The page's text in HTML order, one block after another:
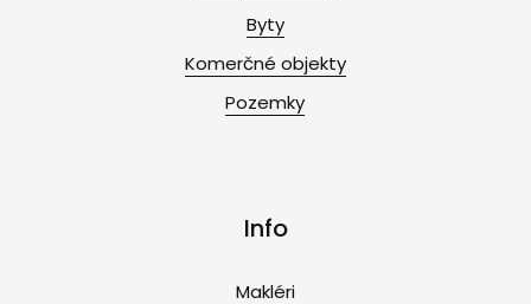
Byty
Komerčné objekty
Pozemky
Info
Makléri